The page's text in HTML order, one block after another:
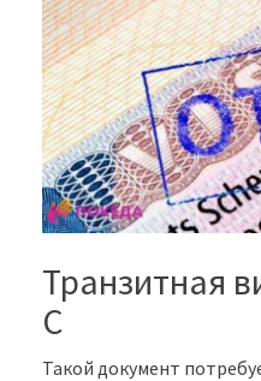
Транзитная
С
Такой документ